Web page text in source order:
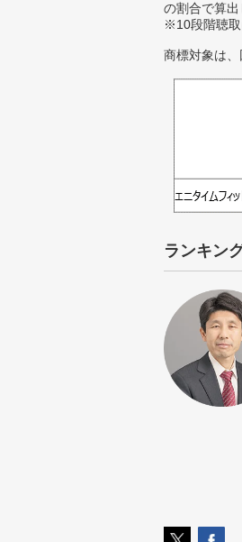
の割合で算出
※10段階聴取
商標対象は、
ランキン